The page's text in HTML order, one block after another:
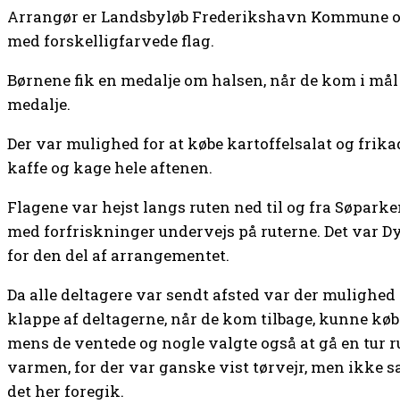
Arrangør er Landsbyløb Frederikshavn Kommune
med forskelligfarvede flag.
Børnene fik en medalje om halsen, når de kom i
medalje.
Der var mulighed for at købe kartoffelsalat og
kaffe og kage hele aftenen.
Flagene var hejst langs ruten ned til og fra
med forfriskninger undervejs på ruterne. Det var
for den del af arrangementet.
Da alle deltagere var sendt afsted var der
klappe af deltagerne, når de kom tilbage, kunne
mens de ventede og nogle valgte også at gå en tur
varmen, for der var ganske vist tørvejr, men ikke
det her foregik.